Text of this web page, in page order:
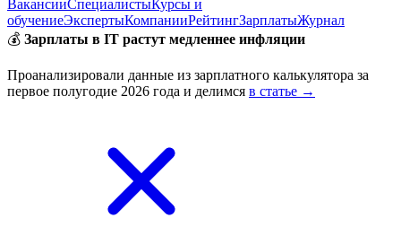
ВакансииСпециалистыКурсы и
обучениеЭкспертыКомпанииРейтингЗарплатыЖурнал
💰 Зарплаты в IT растут медленнее инфляции
Проанализировали данные из зарплатного калькулятора за
первое полугодие 2026 года и делимся в статье →